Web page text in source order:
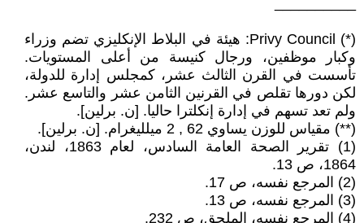
(*) Privy Council: هيئة في البلاط الإنكليزي تضم وزراء
وكبار موظفين، ورجال كنيسة من أعلى المستويات.
تأسست في القرن الثالث عشر، كمجلس إدارة للدولة،
لكن دورها تقلص في القرنين الثامن عشر والتاسع عشر.
ولم تعد تسهم في إدارة إنكلترا حاليا. [ن. برلین].
(**) مقياس للوزن يساوي 62 , 2 ميلليغرام. [ن. برلین].
(1) تقرير الصحة العامة السادس، لعام 1863، لندن،
1864، ص 13.
(2) المرجع نفسه، ص 17.
(3) المرجع نفسه، ص 13.
(4) المرجع نفسه، الملحق، ص 232.